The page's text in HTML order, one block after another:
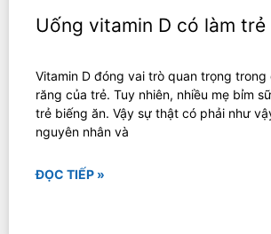
Uống vitamin D có làm trẻ
Vitamin D đóng vai trò quan trọng
răng của trẻ. Tuy nhiên, nhiều mẹ bỉm
trẻ biếng ăn. Vậy sự thật có phải như
nguyên nhân và
ĐỌC TIẾP »